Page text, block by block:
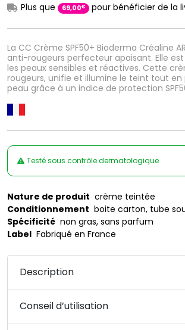
La CC Crème SPF50+ Bioderma Créaline
anti-rougeurs perfecteur apaisant. Elle
les peaux sensibles et réactives. Cette
rougeurs, unifie et illumine le teint tout
peau grâce à un indice de protection
Plus que
69,00€ pour bénéficier de la
Testé sous contrôle dermatologique
Nature de produit crème teintée
Conditionnement boite carton, tube
Spécificité non gras, sans parfum
Label Fabriqué en France
Description
Conseil d’utilisation